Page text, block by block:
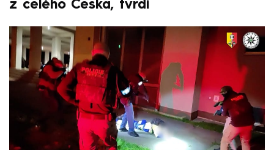
z celého Česka, tvrdí